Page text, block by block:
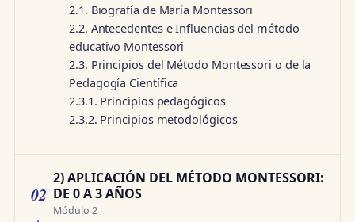
2.1. Biografía de María Montessori
2.2. Antecedentes e Influencias del método
educativo Montessori
2.3. Principios del Método Montessori o de la
Pedagogía Científica
2.3.1. Principios pedagógicos
2.3.2. Principios metodológicos
02
2) APLICACIÓN DEL MÉTODO MONTESSORI:
DE 0 A 3 AÑOS
Módulo 2